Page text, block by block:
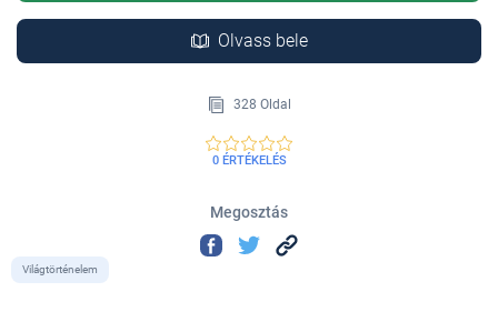
Olvass bele
328 Oldal
0 ÉRTÉKELÉS
Megosztás
Világtörténelem